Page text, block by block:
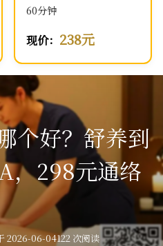
60分钟
现价： 238元
个好？舒养到
，298元通络
2026-06-04122 次阅读